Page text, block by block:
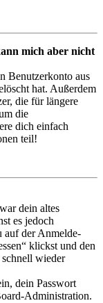
mich aber nicht
Benutzerkonto aus
hat. Außerdem
die für längere
die
dich einfach
teil!
dein altes
es jedoch
auf der Anmelde-
klickst und den
wieder
dein Passwort
Administration.